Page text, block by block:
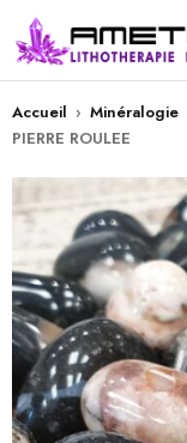
Accueil › Minéralogie
PIERRE ROULEE